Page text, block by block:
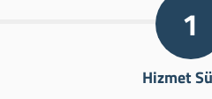
1
Hizmet